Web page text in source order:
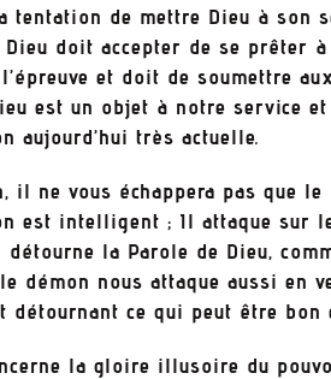
tentation de mettre Dieu à son
doit accepter de se prêter
et doit de soumettre
est un objet à notre service
aujourd’hui très actuelle.
vous échappera pas que le
est intelligent ; Il attaque sur
la Parole de Dieu,
démon nous attaque aussi en
détournant ce qui peut être bon
la gloire illusoire du